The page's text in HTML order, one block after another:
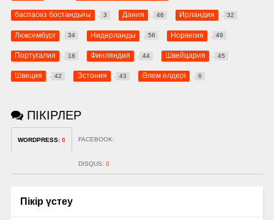
баспасөз бостандығы 3 Дания 46 Ирландия 32
Люксембург 34 Нидерланды 56 Норвегия 49
Португалия 18 Финляндия 44 Швейцария 45
Швеция 42 Эстония 43 Әлем елдері 6
ПІКІРЛЕР
WORDPRESS: 0 FACEBOOK:
DISQUS: 0
Пікір үстеу